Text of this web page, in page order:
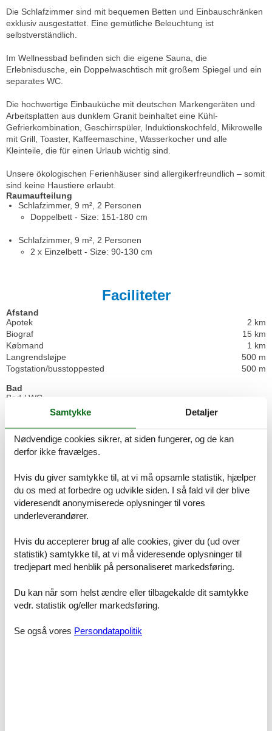
Die Schlafzimmer sind mit bequemen Betten und Einbauschränken
exklusiv ausgestattet. Eine gemütliche Beleuchtung ist
selbstverständlich.
Im Wellnessbad befinden sich die eigene Sauna, die
Erlebnisdusche, ein Doppelwaschtisch mit großem Spiegel und ein
separates WC.
Die hochwertige Einbauküche mit deutschen Markengeräten und
Arbeitsplatten aus dunklem Granit beinhaltet eine Kühl-
Gefrierkombination, Geschirrspüler, Induktionskochfeld, Mikrowelle
mit Grill, Toaster, Kaffeemaschine, Wasserkocher und alle
Kleinteile, die für einen Urlaub wichtig sind.
Unsere ökologischen Ferienhäuser sind allergikerfreundlich – somit
sind keine Haustiere erlaubt.
Raumaufteilung
Schlafzimmer, 9 m², 2 Personen
Doppelbett - Size: 151-180 cm
Schlafzimmer, 9 m², 2 Personen
2 x Einzelbett - Size: 90-130 cm
Faciliteter
Afstand
Apotek
2 km
Biograf
15 km
Købmand
1 km
Langrendsløjpe
500 m
Togstation/busstoppested
500 m
Bad
Bad / WC
Ekstra badeværelse
Gæstetoilet
Beliggenhed
Bergnah
Gammel by
I udkanten af skoven
Stueetage
Tæt på skiløjpe
Udkant
CD afspiller
DVD
Garderobe
Samtykke Detaljer
Nødvendige cookies sikrer, at siden fungerer, og de kan
derfor ikke fravælges.
Hvis du giver samtykke til, at vi må opsamle statistik, hjælper
du os med at forbedre og udvikle siden. I så fald vil der blive
videresendt anonymiserede oplysninger til vores
underleverandører.
Hvis du accepterer brug af alle cookies, giver du (ud over
statistik) samtykke til, at vi må videresende oplysninger til
tredjepart med henblik på personaliseret markedsføring.
Du kan når som helst ændre eller tilbagekalde dit samtykke
vedr. statistik og/eller markedsføring.
Se også vores Persondatapolitik